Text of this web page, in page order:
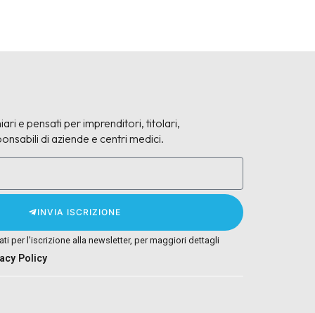
e pensati per imprenditori, titolari,
di aziende e centri medici.
INVIA ISCRIZIONE
per l'iscrizione alla newsletter, per maggiori dettagli
Policy